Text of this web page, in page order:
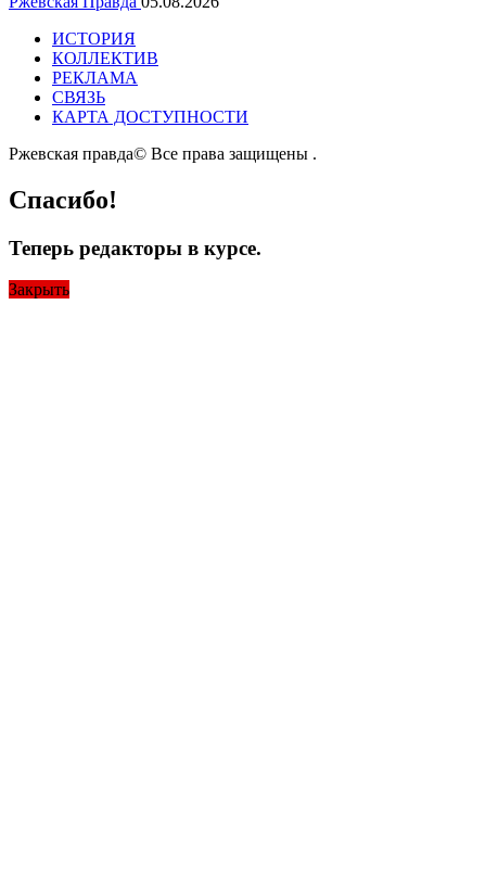
ИСТОРИЯ
КОЛЛЕКТИВ
РЕКЛАМА
СВЯЗЬ
КАРТА ДОСТУПНОСТИ
Ржевская правда© Все права защищены .
Спасибо!
Теперь редакторы в курсе.
Закрыть